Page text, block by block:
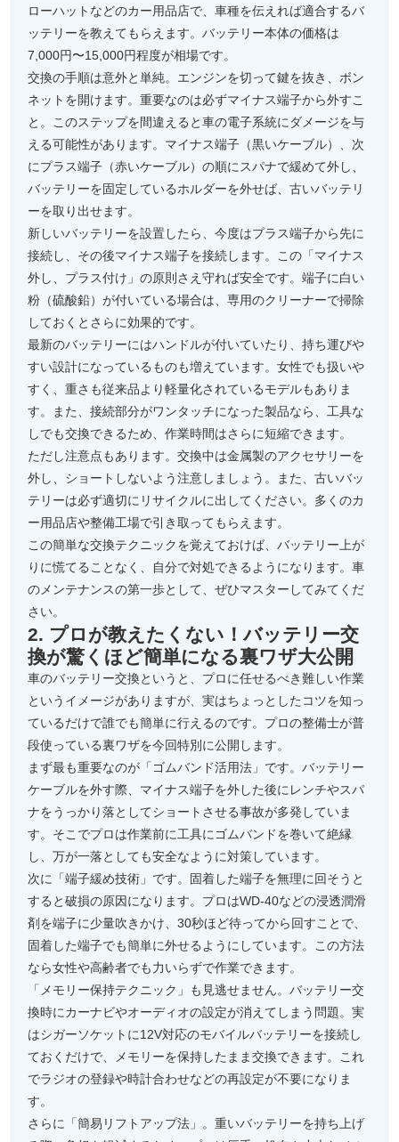
ローハットなどのカー用品店で、車種を伝えれば適合するバ
ッテリーを教えてもらえます。バッテリー本体の価格は
7,000円〜15,000円程度が相場です。
交換の手順は意外と単純。エンジンを切って鍵を抜き、ボン
ネットを開けます。重要なのは必ずマイナス端子から外すこ
と。このステップを間違えると車の電子系統にダメージを与
える可能性があります。マイナス端子（黒いケーブル）、次
にプラス端子（赤いケーブル）の順にスパナで緩めて外し、
バッテリーを固定しているホルダーを外せば、古いバッテリ
ーを取り出せます。
新しいバッテリーを設置したら、今度はプラス端子から先に
接続し、その後マイナス端子を接続します。この「マイナス
外し、プラス付け」の原則さえ守れば安全です。端子に白い
粉（硫酸鉛）が付いている場合は、専用のクリーナーで掃除
しておくとさらに効果的です。
最新のバッテリーにはハンドルが付いていたり、持ち運びや
すい設計になっているものも増えています。女性でも扱いや
すく、重さも従来品より軽量化されているモデルもありま
す。また、接続部分がワンタッチになった製品なら、工具な
しでも交換できるため、作業時間はさらに短縮できます。
ただし注意点もあります。交換中は金属製のアクセサリーを
外し、ショートしないよう注意しましょう。また、古いバッ
テリーは必ず適切にリサイクルに出してください。多くのカ
ー用品店や整備工場で引き取ってもらえます。
この簡単な交換テクニックを覚えておけば、バッテリー上が
りに慌てることなく、自分で対処できるようになります。車
のメンテナンスの第一歩として、ぜひマスターしてみてくだ
さい。
2. プロが教えたくない！バッテリー交
換が驚くほど簡単になる裏ワザ大公開
車のバッテリー交換というと、プロに任せるべき難しい作業
というイメージがありますが、実はちょっとしたコツを知っ
ているだけで誰でも簡単に行えるのです。プロの整備士が普
段使っている裏ワザを今回特別に公開します。
まず最も重要なのが「ゴムバンド活用法」です。バッテリー
ケーブルを外す際、マイナス端子を外した後にレンチやスパ
ナをうっかり落としてショートさせる事故が多発していま
す。そこでプロは作業前に工具にゴムバンドを巻いて絶縁
し、万が一落としても安全なように対策しています。
次に「端子緩め技術」です。固着した端子を無理に回そうと
すると破損の原因になります。プロはWD-40などの浸透潤滑
剤を端子に少量吹きかけ、30秒ほど待ってから回すことで、
固着した端子でも簡単に外せるようにしています。この方法
なら女性や高齢者でも力いらずで作業できます。
「メモリー保持テクニック」も見逃せません。バッテリー交
換時にカーナビやオーディオの設定が消えてしまう問題。実
はシガーソケットに12V対応のモバイルバッテリーを接続し
ておくだけで、メモリーを保持したまま交換できます。これ
でラジオの登録や時計合わせなどの再設定が不要になりま
す。
さらに「簡易リフトアップ法」。重いバッテリーを持ち上げ